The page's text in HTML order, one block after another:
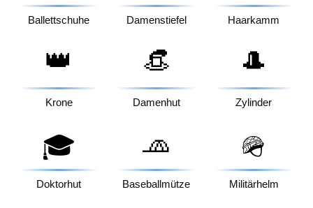
Ballettschuhe Damenstiefel Haarkamm
👑
Krone
👒
Damenhut
🎩
Zylinder
🎓
Doktorhut
🧢
Baseballmütze
🪖
Militärhelm